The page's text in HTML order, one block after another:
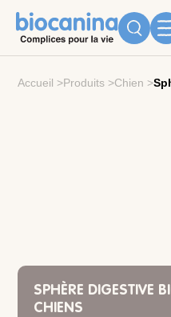
Accueil >Produits >Chien >
SPHÈRE DIGESTIVE
CHIENS